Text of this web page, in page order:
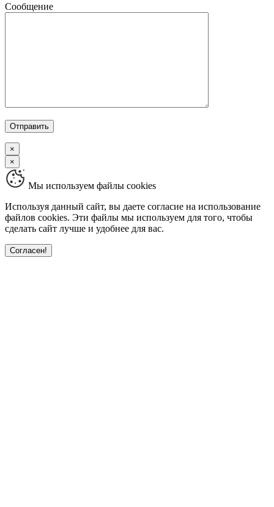
Сообщение
×
×
Мы используем файлы cookies
Используя данный сайт, вы даете согласие на использование
файлов cookies. Эти файлы мы используем для того, чтобы
сделать сайт лучше и удобнее для вас.
Согласен!